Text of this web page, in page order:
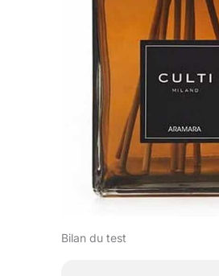
Bilan du test